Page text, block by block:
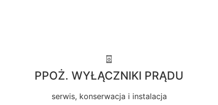
PPOŻ. WYŁĄCZNIKI PRĄDU
serwis, konserwacja i instalacja